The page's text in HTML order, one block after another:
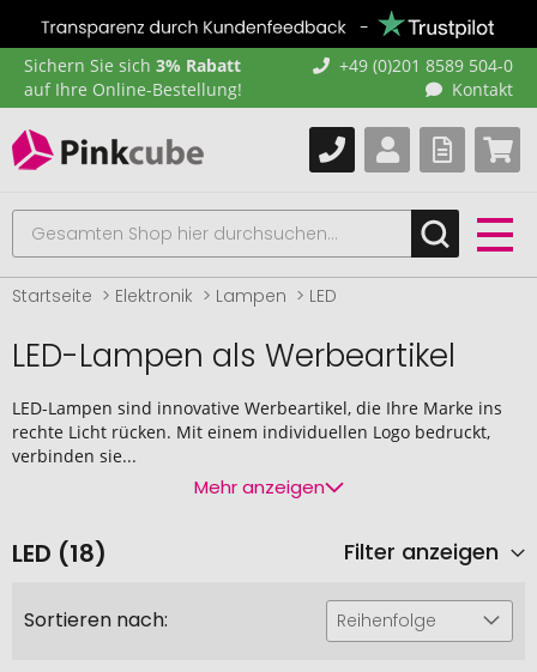
Sichern Sie sich 3% Rabatt
auf Ihre Online-Bestellung!
+49 (0)201 8589 504-0
Kontakt
Startseite Elektronik Lampen LED
LED-Lampen als Werbeartikel
LED-Lampen sind innovative Werbeartikel, die Ihre Marke ins
rechte Licht rücken. Mit einem individuellen Logo bedruckt,
verbinden sie...
Mehr anzeigen
LED (18) Filter anzeigen
Sortieren nach: Reihenfolge